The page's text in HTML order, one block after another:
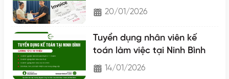
20/01/2026
Tuyển dụng nhân viên kế
toán làm việc tại Ninh Bình
14/01/2026